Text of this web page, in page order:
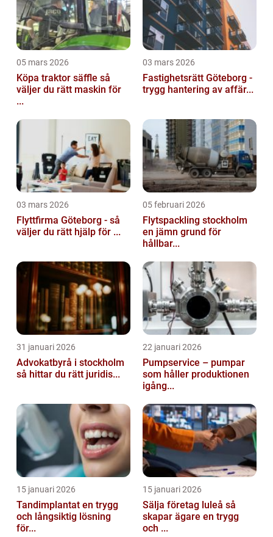
05 mars 2026
Köpa traktor säffle så
väljer du rätt maskin för
...
03 mars 2026
Fastighetsrätt Göteborg -
trygg hantering av affär...
03 mars 2026
Flyttfirma Göteborg - så
väljer du rätt hjälp för ...
05 februari 2026
Flytspackling stockholm
en jämn grund för
hållbar...
31 januari 2026
Advokatbyrå i stockholm
så hittar du rätt juridis...
22 januari 2026
Pumpservice – pumpar
som håller produktionen
igång...
15 januari 2026
Tandimplantat en trygg
och långsiktig lösning
för...
15 januari 2026
Sälja företag luleå så
skapar ägare en trygg
och ...